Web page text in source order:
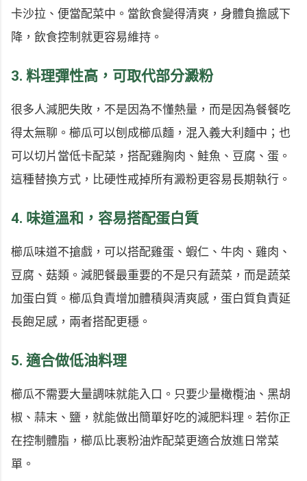
卡沙拉、便當配菜中。當飲食變得清爽，身體負擔感下
降，飲食控制就更容易維持。
3. 料理彈性高，可取代部分澱粉
很多人減肥失敗，不是因為不懂熱量，而是因為餐餐吃
得太無聊。櫛瓜可以刨成櫛瓜麵，混入義大利麵中；也
可以切片當低卡配菜，搭配雞胸肉、鮭魚、豆腐、蛋。
這種替換方式，比硬性戒掉所有澱粉更容易長期執行。
4. 味道溫和，容易搭配蛋白質
櫛瓜味道不搶戲，可以搭配雞蛋、蝦仁、牛肉、雞肉、
豆腐、菇類。減肥餐最重要的不是只有蔬菜，而是蔬菜
加蛋白質。櫛瓜負責增加體積與清爽感，蛋白質負責延
長飽足感，兩者搭配更穩。
5. 適合做低油料理
櫛瓜不需要大量調味就能入口。只要少量橄欖油、黑胡
椒、蒜末、鹽，就能做出簡單好吃的減肥料理。若你正
在控制體脂，櫛瓜比裹粉油炸配菜更適合放進日常菜
單。